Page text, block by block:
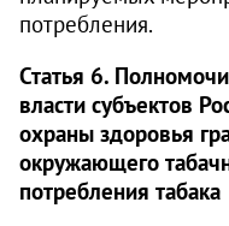
потребления.
Статья 6.
власти субъектов
охраны здоровья
окружающего
потребления табака